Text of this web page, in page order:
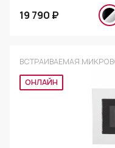
19 790 ₽
ВСТРАИВАЕМАЯ
ОНЛАЙН